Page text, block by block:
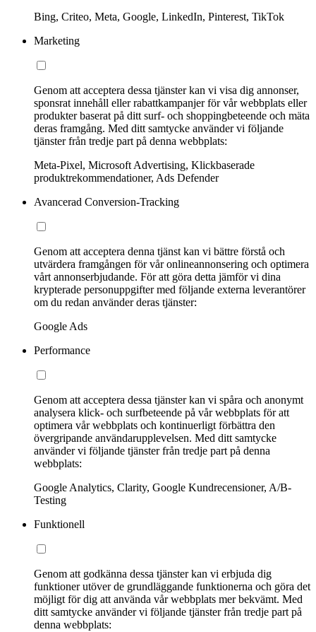
Bing, Criteo, Meta, Google, LinkedIn, Pinterest, TikTok
Marketing
Genom att acceptera dessa tjänster kan vi visa dig annonser,
sponsrat innehåll eller rabattkampanjer för vår webbplats eller
produkter baserat på ditt surf- och shoppingbeteende och mäta
deras framgång. Med ditt samtycke använder vi följande
tjänster från tredje part på denna webbplats:
Meta-Pixel, Microsoft Advertising, Klickbaserade
produktrekommendationer, Ads Defender
Avancerad Conversion-Tracking
Genom att acceptera denna tjänst kan vi bättre förstå och
utvärdera framgången för vår onlineannonsering och optimera
vårt annonserbjudande. För att göra detta jämför vi dina
krypterade personuppgifter med följande externa leverantörer
om du redan använder deras tjänster:
Google Ads
Performance
Genom att acceptera dessa tjänster kan vi spåra och anonymt
analysera klick- och surfbeteende på vår webbplats för att
optimera vår webbplats och kontinuerligt förbättra den
övergripande användarupplevelsen. Med ditt samtycke
använder vi följande tjänster från tredje part på denna
webbplats:
Google Analytics, Clarity, Google Kundrecensioner, A/B-
Testing
Funktionell
Genom att godkänna dessa tjänster kan vi erbjuda dig
funktioner utöver de grundläggande funktionerna och göra det
möjligt för dig att använda vår webbplats mer bekvämt. Med
ditt samtycke använder vi följande tjänster från tredje part på
denna webbplats: